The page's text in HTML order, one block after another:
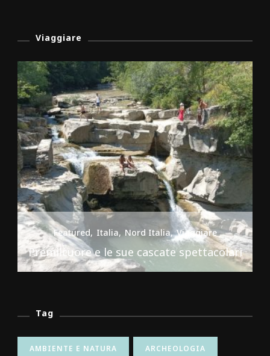
Viaggiare
Featured Italia Nord Italia Viaggiare
Premilcuore e le sue cascate spettacolari
Tag
AMBIENTE E NATURA ARCHEOLOGIA